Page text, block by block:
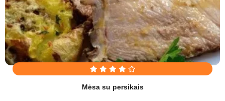
Mėsa su persikais